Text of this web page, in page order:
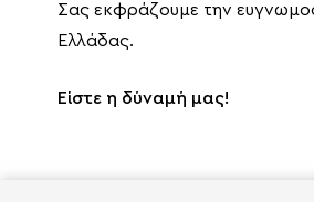
Σας εκφράζουμε την
Ελλάδας.
Είστε η δύναμή μας!